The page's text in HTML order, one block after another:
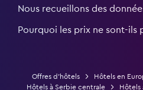
Nous recueillons des
Pourquoi les prix ne sont-ils
Offres d’hôtels Hôtels en
Hôtels à Serbie centrale
Hôtels